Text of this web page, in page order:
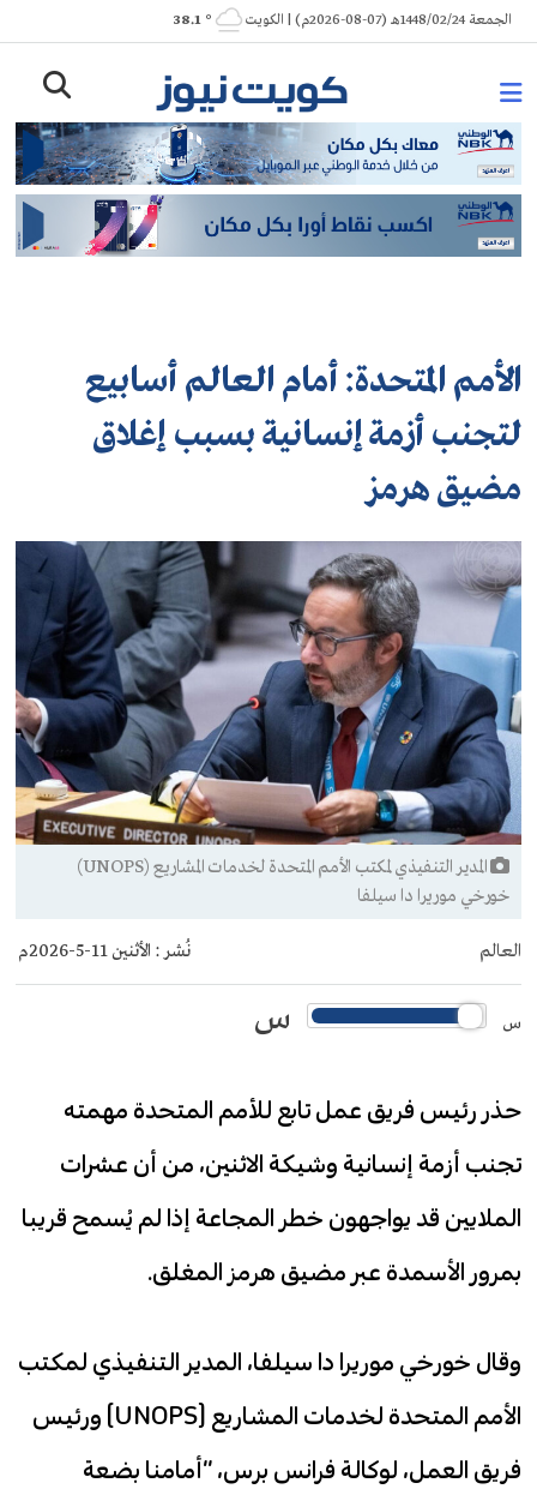
Skip
to
الجمعة 1448/02/24هـ (07-08-2026م) | الكويت ° 38.1
الأمم المتحدة: أمام العالم أسابيع
لتجنب أزمة إنسانية بسبب إغلاق
مضيق هرمز
المدير التنفيذي لمكتب الأمم المتحدة لخدمات المشاريع (UNOPS)
خورخي موريرا دا سيلفا
العالم نُشر : الأثنين 11-5-2026م
س س
حذر رئيس فريق عمل تابع للأمم المتحدة مهمته
تجنب أزمة إنسانية وشيكة الاثنين، من أن عشرات
الملايين قد يواجهون خطر المجاعة إذا لم يُسمح قريبا
بمرور الأسمدة عبر مضيق هرمز المغلق.
وقال خورخي موريرا دا سيلفا، المدير التنفيذي لمكتب
الأمم المتحدة لخدمات المشاريع (UNOPS) ورئيس
فريق العمل، لوكالة فرانس برس، “أمامنا بضعة